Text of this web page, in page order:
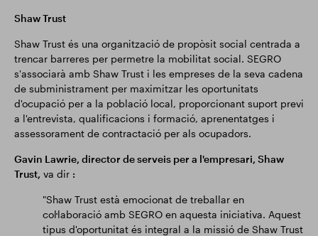
Shaw Trust
Shaw Trust és una organització de propòsit social centrada a
trencar barreres per permetre la mobilitat social. SEGRO
s'associarà amb Shaw Trust i les empreses de la seva cadena
de subministrament per maximitzar les oportunitats
d'ocupació per a la població local, proporcionant suport previ
a l'entrevista, qualificacions i formació, aprenentatges i
assessorament de contractació per als ocupadors.
Gavin Lawrie, director de serveis per a l'empresari, Shaw
Trust, va dir :
"Shaw Trust està emocionat de treballar en
col·laboració amb SEGRO en aquesta iniciativa. Aquest
tipus d'oportunitat és integral a la missió de Shaw Trust